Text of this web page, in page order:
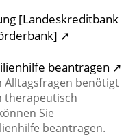
[Landeskreditbank
➚
beantragen ➚
Alltagsfragen benötigt
therapeutisch
Sie
beantragen.